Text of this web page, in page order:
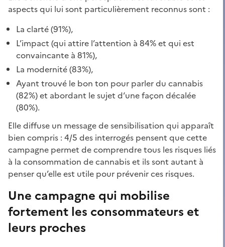
aspects qui lui sont particulièrement reconnus sont :
La clarté (91%),
L’impact (qui attire l’attention à 84% et qui est
convaincante à 81%),
La modernité (83%),
Ayant trouvé le bon ton pour parler du cannabis
(82%) et abordant le sujet d‘une façon décalée
(80%).
Elle diffuse un message de sensibilisation qui apparaît
bien compris : 4/5 des interrogés pensent que cette
campagne permet de comprendre tous les risques liés
à la consommation de cannabis et ils sont autant à
penser qu’elle est utile pour prévenir ces risques.
Une campagne qui mobilise
fortement les consommateurs et
leurs proches